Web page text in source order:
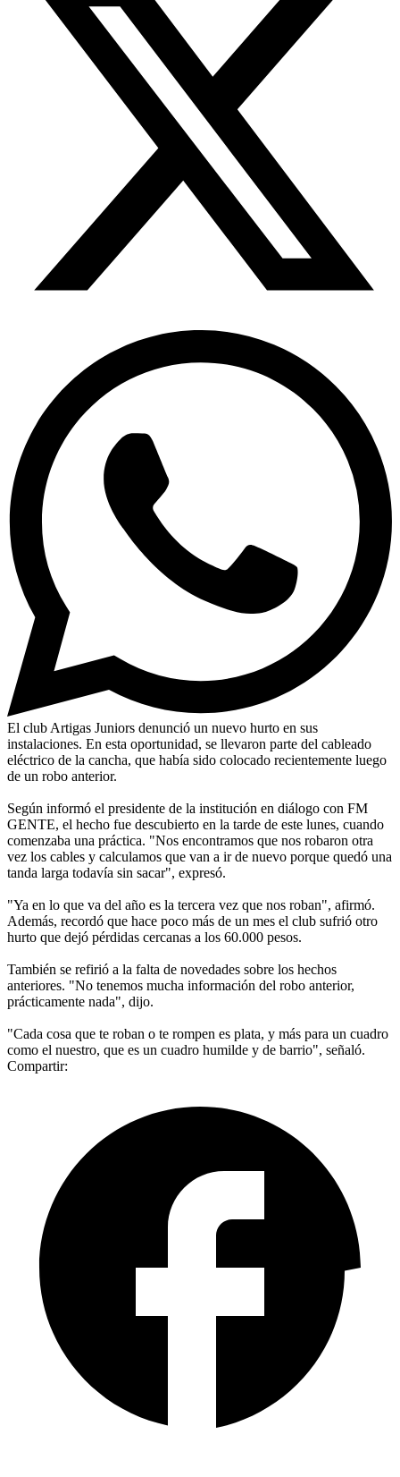
El club Artigas Juniors denunció un nuevo hurto en sus
instalaciones. En esta oportunidad, se llevaron parte del cableado
eléctrico de la cancha, que había sido colocado recientemente luego
de un robo anterior.
Según informó el presidente de la institución en diálogo con FM
GENTE, el hecho fue descubierto en la tarde de este lunes, cuando
comenzaba una práctica. "Nos encontramos que nos robaron otra
vez los cables y calculamos que van a ir de nuevo porque quedó una
tanda larga todavía sin sacar", expresó.
"Ya en lo que va del año es la tercera vez que nos roban", afirmó.
Además, recordó que hace poco más de un mes el club sufrió otro
hurto que dejó pérdidas cercanas a los 60.000 pesos.
También se refirió a la falta de novedades sobre los hechos
anteriores. "No tenemos mucha información del robo anterior,
prácticamente nada", dijo.
"Cada cosa que te roban o te rompen es plata, y más para un cuadro
como el nuestro, que es un cuadro humilde y de barrio", señaló.
Compartir: